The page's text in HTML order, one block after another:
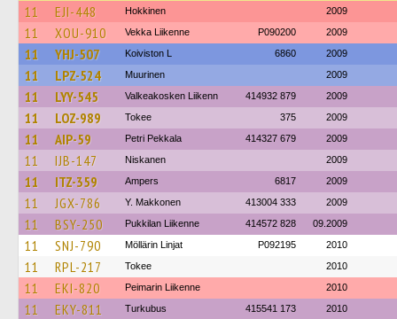
11 EJI-448 Hokkinen 2009
11 XOU-910 Vekka Liikenne P090200 2009
11 YHJ-507 Koiviston L 6860 2009
11 LPZ-524 Muurinen 2009
11 LYY-545 Valkeakosken Liikenn 414932 879 2009
11 LOZ-989 Tokee 375 2009
11 AIP-59 Petri Pekkala 414327 679 2009
11 IJB-147 Niskanen 2009
11 ITZ-359 Ampers 6817 2009
11 JGX-786 Y. Makkonen 413004 333 2009
11 BSY-250 Pukkilan Liikenne 414572 828 09.2009
11 SNJ-790 Möllärin Linjat P092195 2010
11 RPL-217 Tokee 2010
11 EKI-820 Peimarin Liikenne 2010
11 EKY-811 Turkubus 415541 173 2010